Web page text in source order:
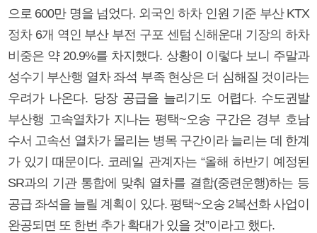
으로 600만 명을 넘었다. 외국인 하차 인원 기준 부산 KTX
정차 6개 역인 부산 부전 구포 센텀 신해운대 기장의 하차
비중은 약 20.9%를 차지했다. 상황이 이렇다 보니 주말과
성수기 부산행 열차 좌석 부족 현상은 더 심해질 것이라는
우려가 나온다. 당장 공급을 늘리기도 어렵다. 수도권발
부산행 고속열차가 지나는 평택~오송 구간은 경부 호남
수서 고속선 열차가 몰리는 병목 구간이라 늘리는 데 한계
가 있기 때문이다. 코레일 관계자는 “올해 하반기 예정된
SR과의 기관 통합에 맞춰 열차를 결합(중련운행)하는 등
공급 좌석을 늘릴 계획이 있다. 평택~오송 2복선화 사업이
완공되면 또 한번 추가 확대가 있을 것”이라고 했다.